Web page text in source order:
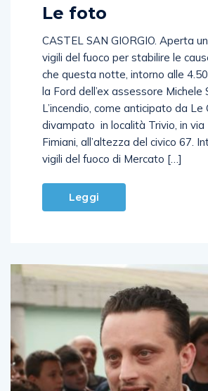
Le foto
CASTEL SAN GIORGIO. Aperta
vigili del fuoco per stabilire le
che questa notte, intorno alle
la Ford dell’ex assessore Michele
L’incendio, come anticipato da Le
divampato in località Trivio, in via
Fimiani, all’altezza del civico 67.
vigili del fuoco di Mercato […]
Leggi